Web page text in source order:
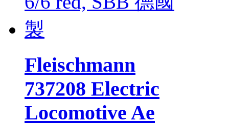
Fleischmann
737208 Electric
Locomotive Ae